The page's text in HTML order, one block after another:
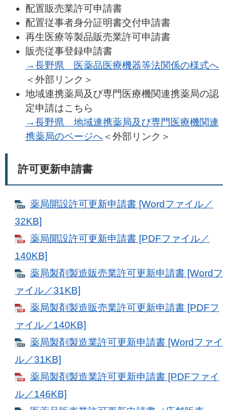
配置販売業許可申請書
配置従事者身分証明書交付申請書
再生医療等製品販売業許可申請書
販売従事登録申請書
→長野県 医薬品医療機器等法関係の様式へ
＜外部リンク＞
地域連携薬局及び専門医療機関連携薬局の認
定申請はこちら
→長野県 地域連携薬局及び専門医療機関連
携薬局のページへ ＜外部リンク＞
許可更新申請書
薬局開設許可更新申請書 [Wordファイル／
32KB]
薬局開設許可更新申請書 [PDFファイル／
140KB]
薬局製剤製造販売業許可更新申請書 [Wordフ
ァイル／31KB]
薬局製剤製造販売業許可更新申請書 [PDFフ
ァイル／140KB]
薬局製剤製造業許可更新申請書 [Wordファイ
ル／31KB]
薬局製剤製造業許可更新申請書 [PDFファイ
ル／146KB]